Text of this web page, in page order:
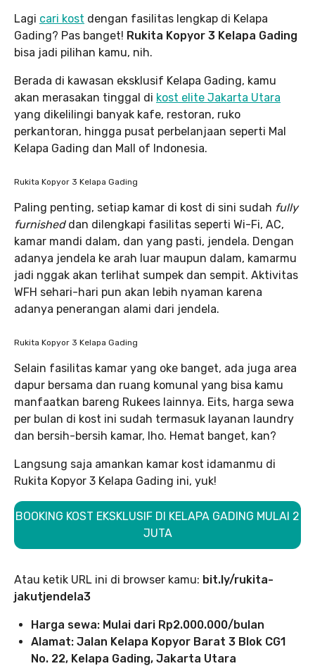
Lagi cari kost dengan fasilitas lengkap di Kelapa
Gading? Pas banget! Rukita Kopyor 3 Kelapa Gading
bisa jadi pilihan kamu, nih.
Berada di kawasan eksklusif Kelapa Gading, kamu
akan merasakan tinggal di kost elite Jakarta Utara
yang dikelilingi banyak kafe, restoran, ruko
perkantoran, hingga pusat perbelanjaan seperti Mal
Kelapa Gading dan Mall of Indonesia.
Rukita Kopyor 3 Kelapa Gading
Paling penting, setiap kamar di kost di sini sudah fully
furnished dan dilengkapi fasilitas seperti Wi-Fi, AC,
kamar mandi dalam, dan yang pasti, jendela. Dengan
adanya jendela ke arah luar maupun dalam, kamarmu
jadi nggak akan terlihat sumpek dan sempit. Aktivitas
WFH sehari-hari pun akan lebih nyaman karena
adanya penerangan alami dari jendela.
Rukita Kopyor 3 Kelapa Gading
Selain fasilitas kamar yang oke banget, ada juga area
dapur bersama dan ruang komunal yang bisa kamu
manfaatkan bareng Rukees lainnya. Eits, harga sewa
per bulan di kost ini sudah termasuk layanan laundry
dan bersih-bersih kamar, lho. Hemat banget, kan?
Langsung saja amankan kamar kost idamanmu di
Rukita Kopyor 3 Kelapa Gading ini, yuk!
BOOKING KOST EKSKLUSIF DI KELAPA GADING MULAI 2
JUTA
Atau ketik URL ini di browser kamu: bit.ly/rukita-
jakutjendela3
Harga sewa: Mulai dari Rp2.000.000/bulan
Alamat: Jalan Kelapa Kopyor Barat 3 Blok CG1
No. 22, Kelapa Gading, Jakarta Utara